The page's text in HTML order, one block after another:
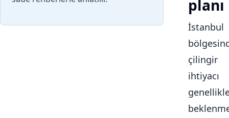
planı
İstanbul
çilingir
ihtiyacı